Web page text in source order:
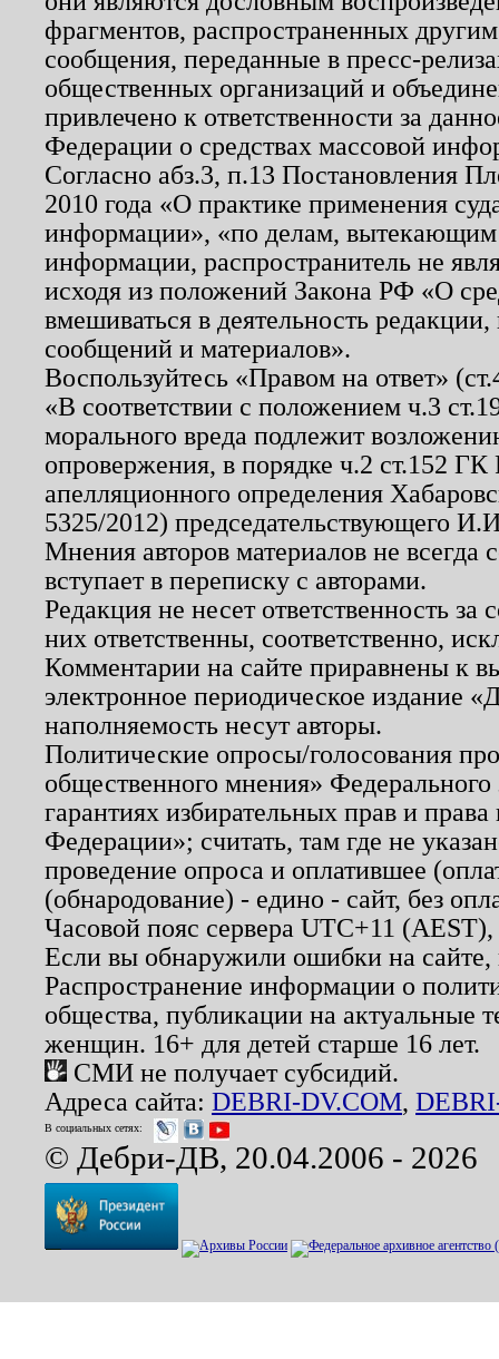
фрагментов, распространенных
сообщения, переданные в пресс-
общественных организаций и
привлечено к ответственности за
Федерации о средствах массовой
Согласно абз.3, п.13 Постановления
2010 года «О практике применения
информации», «по делам, вытекающим
информации, распространитель не
исходя из положений Закона РФ «О
вмешиваться в деятельность
сообщений и материалов».
Воспользуйтесь «Правом на ответ»
«В соответствии с положением ч.3
морального вреда подлежит
опровержения, в порядке ч.2 ст.152
апелляционного определения
5325/2012) председательствующего
Мнения авторов материалов не
вступает в переписку с авторами.
Редакция не несет ответственность
них ответственны, соответственно,
Комментарии на сайте приравнены к
электронное периодическое издание
наполняемость несут авторы.
Политические опросы/голосования
общественного мнения»
гарантиях избирательных прав и
Федерации»; считать, там где не
проведение опроса и оплатившее
(обнародование) - едино - сайт, без
Часовой пояс сервера UTC+11
Если вы обнаружили ошибки на
Распространение информации о
общества, публикации на актуальные
женщин. 16+ для детей старше 16 лет.
СМИ не получает субсидий.
Адреса сайта: DEBRI-DV.COM,
В социальных сетях:
© Дебри-ДВ, 20.04.2006 - 2026